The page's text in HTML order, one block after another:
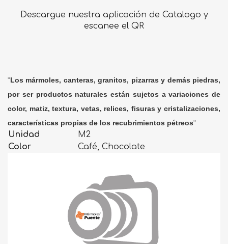
Descargue nuestra aplicación de Catalogo y
escanee el QR
"Los mármoles, canteras, granitos, pizarras y demás piedras,
por ser productos naturales están sujetos a variaciones de
color, matiz, textura, vetas, relices, fisuras y cristalizaciones,
características propias de los recubrimientos pétreos"
Unidad
M2
Color
Café, Chocolate